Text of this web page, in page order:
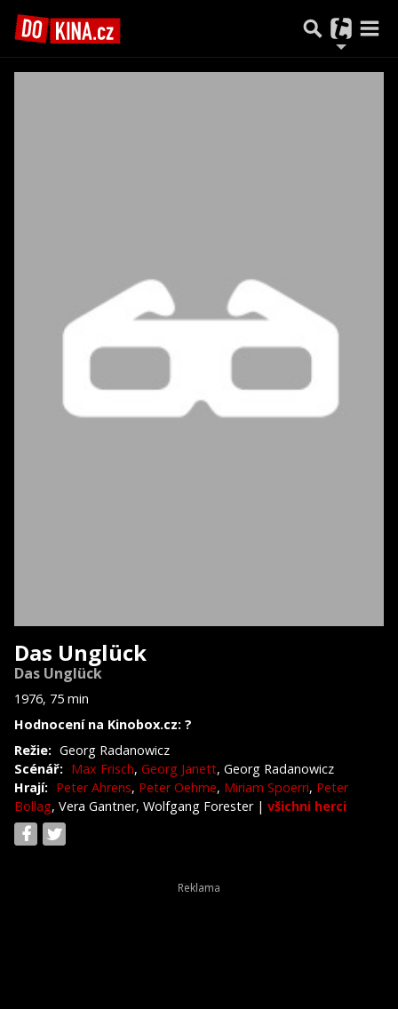
Das Unglück
Das Unglück
1976, 75 min
Hodnocení na Kinobox.cz: ?
Režie: Georg Radanowicz
Scénář: Max Frisch, Georg Janett, Georg Radanowicz
Hrají: Peter Ahrens, Peter Oehme, Miriam Spoerri, Peter
Bollag, Vera Gantner, Wolfgang Forester | všichni herci